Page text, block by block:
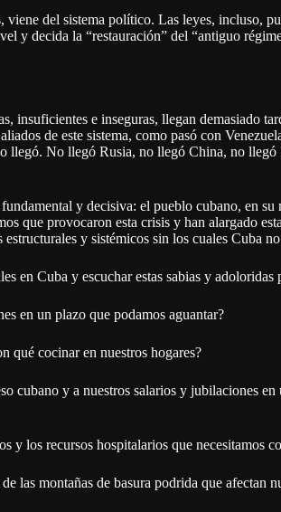
del sistema político. Las leyes, incluso,
y decida la “restauración” del “antiguo
insuficientes e inseguras, llegan demasiado
de este sistema, como pasó con
llegó. No llegó Rusia, no llegó China, no
y decisiva: el pueblo cubano, en
que provocaron esta crisis y han alargado
y sistémicos sin los cuales Cuba
en Cuba y escuchar estas sabias y adoloridas
en un plazo que podamos aguantar?
qué cocinar en nuestros hogares?
cubano y a nuestros salarios y jubilaciones
y los recursos hospitalarios que necesitamos
las montañas de basura podrida que afectan